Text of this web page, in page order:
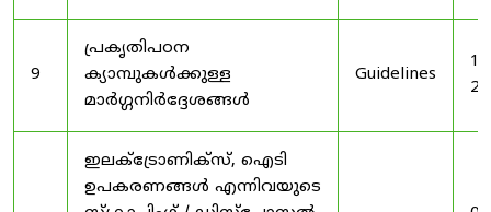
9
പ്രകൃതിപഠന
ക്യാമ്പുകൾക്കുള്ള
മാർഗ്ഗനിർദ്ദേശങ്ങൾ
Guidelines
ഇലക്‌ട്രോണിക്‌സ്, ഐടി
ഉപകരണങ്ങൾ എന്നിവയുടെ